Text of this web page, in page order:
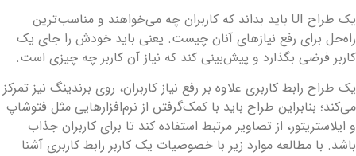
یک طراح UI باید بداند که کاربران چه می‌خواهند و مناسب‌ترین
راه‌حل برای رفع نیازهای آنان چیست. یعنی باید خودش را جای یک
کاربر فرضی بگذارد و پیش‌بینی کند که نیاز آن کاربر چه چیزی است.
یک طراح رابط کاربری علاوه بر رفع نیاز کاربران، روی برندینگ نیز تمرکز
می‌کند؛ بنابراین طراح باید با کمک‌گرفتن از نرم‌افزارهایی مثل فتوشاپ
و ایلاستریتور، از تصاویر مرتبط استفاده کند تا برای کاربران جذاب
باشد. با مطالعه موارد زیر با خصوصیات یک کاربر رابط کاربری آشنا